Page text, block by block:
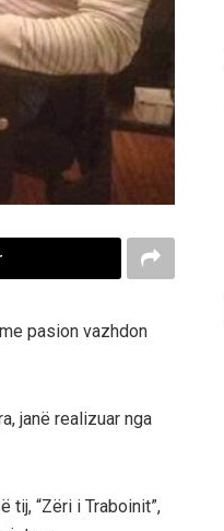
pasion vazhdon
janë realizuar nga
tij, “Zëri i Traboinit”,